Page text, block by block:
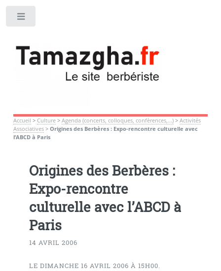
Accueil > Culture> Agenda (concerts, colloques, confèrences,...)> Activités
Associatives> Origines des Berbères : Expo-rencontre culturelle avec
l’ABCD à Paris
Origines des Berbères :
Expo-rencontre
culturelle avec l’ABCD à
Paris
14 AVRIL 2006
LE DIMANCHE 16 AVRIL 2006 À 15H00.